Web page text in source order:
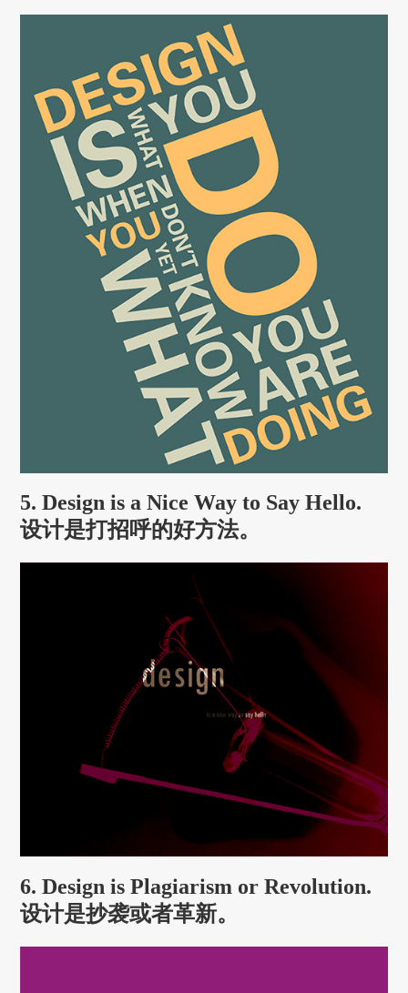
5. Design is a Nice Way to Say Hello.
设计是打招呼的好方法。
6. Design is Plagiarism or Revolution.
设计是抄袭或者革新。